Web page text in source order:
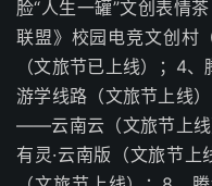
脸“人生一罐”文创表情
联盟》校园电竞文创村
（文旅节已上线）；4
游学线路（文旅节上线
——云南云（文旅节上线
有灵·云南版（文旅节